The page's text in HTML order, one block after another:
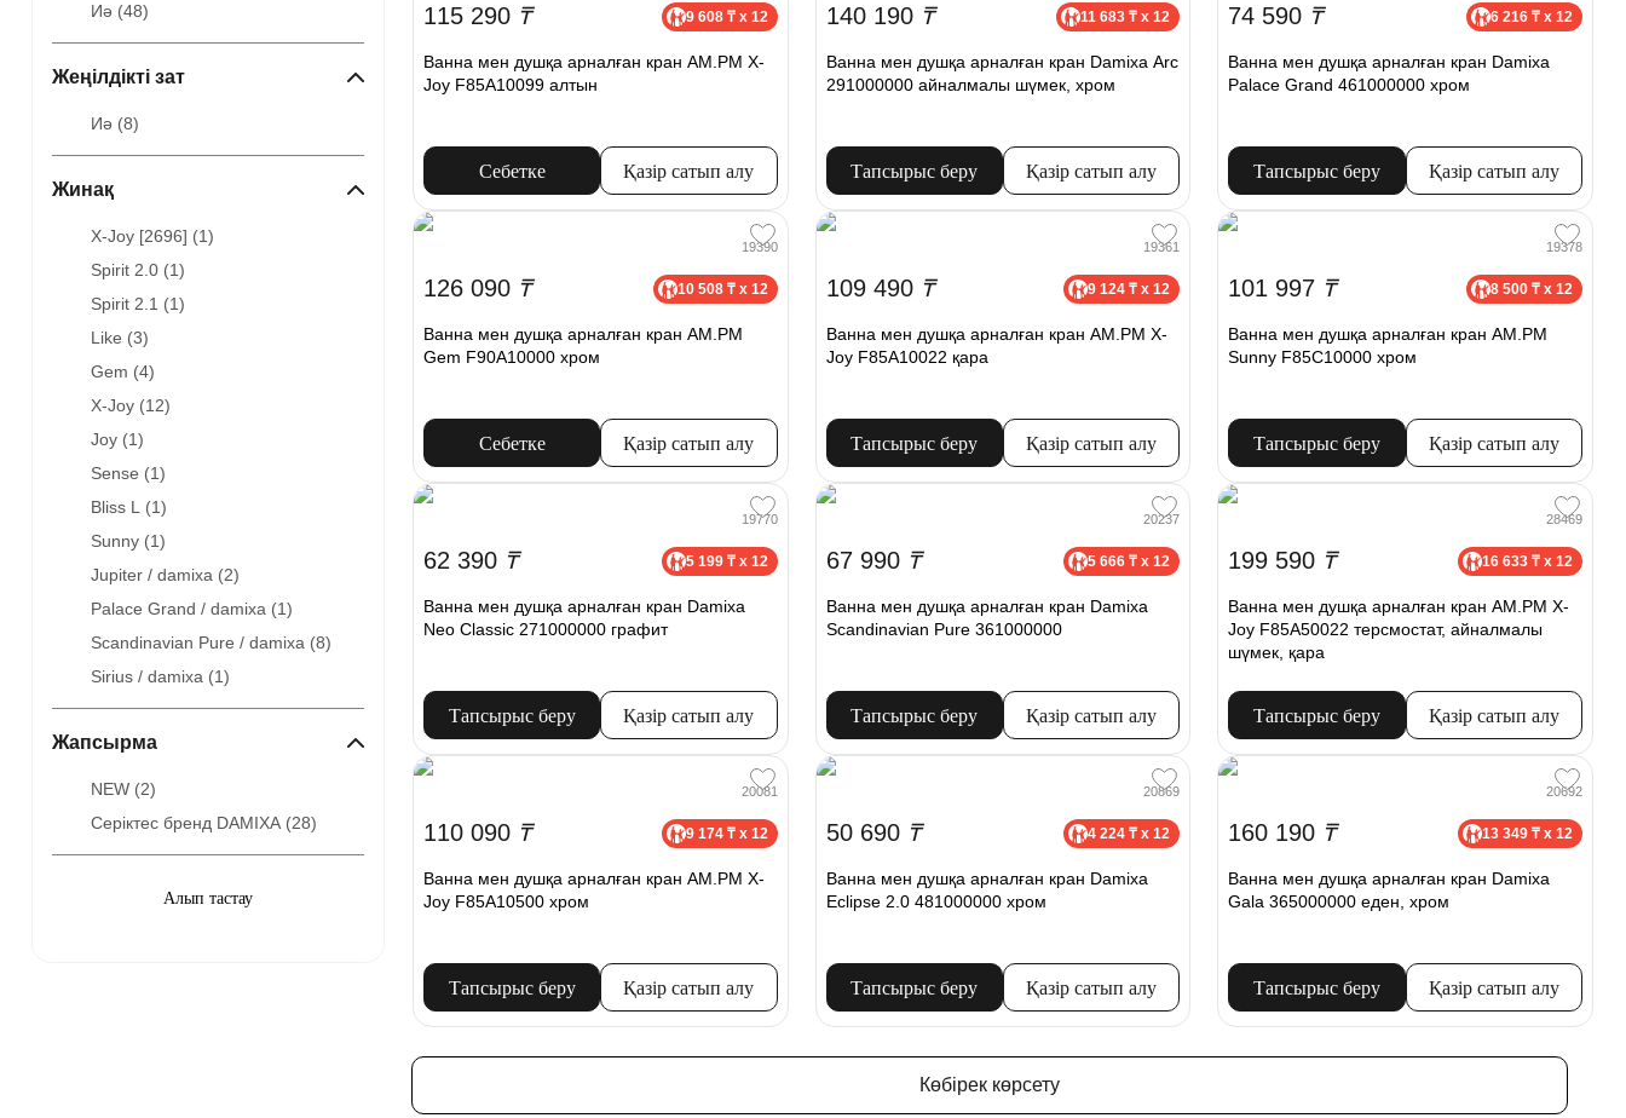
Иә (48)
Жеңілдікті зат
Иә (8)
Жинақ
X-Joy [2696] (1)
Spirit 2.0 (1)
Spirit 2.1 (1)
Like (3)
Gem (4)
X-Joy (12)
Joy (1)
Sense (1)
Bliss L (1)
Sunny (1)
Jupiter / damixa (2)
Palace Grand / damixa (1)
Scandinavian Pure / damixa (8)
Sirius / damixa (1)
Жапсырма
NEW (2)
Серіктес бренд DAMIXA (28)
115 290 ₸ 9 608 ₸ x 12
Ванна мен душқа арналған кран AM.PM X-
Joy F85A10099 алтын
Себетке Қазір сатып алу
140 190 ₸ 11 683 ₸ x 12
Ванна мен душқа арналған кран Damixa Arc
291000000 айналмалы шүмек, хром
Тапсырыс беру Қазір сатып алу
74 590 ₸ 6 216 ₸ x 12
Ванна мен душқа арналған кран Damixa
Palace Grand 461000000 хром
Тапсырыс беру Қазір сатып алу
19390
126 090 ₸ 10 508 ₸ x 12
Ванна мен душқа арналған кран AM.PM
Gem F90A10000 хром
Себетке Қазір сатып алу
19361
109 490 ₸ 9 124 ₸ x 12
Ванна мен душқа арналған кран AM.PM X-
Joy F85A10022 қара
Тапсырыс беру Қазір сатып алу
19378
101 997 ₸ 8 500 ₸ x 12
Ванна мен душқа арналған кран AM.PM
Sunny F85C10000 хром
Тапсырыс беру Қазір сатып алу
19770
62 390 ₸ 5 199 ₸ x 12
Ванна мен душқа арналған кран Damixa
Neo Classic 271000000 графит
Тапсырыс беру Қазір сатып алу
20237
67 990 ₸ 5 666 ₸ x 12
Ванна мен душқа арналған кран Damixa
Scandinavian Pure 361000000
Тапсырыс беру Қазір сатып алу
28469
199 590 ₸ 16 633 ₸ x 12
Ванна мен душқа арналған кран AM.PM X-
Joy F85A50022 терсмостат, айналмалы
шүмек, қара
Тапсырыс беру Қазір сатып алу
20081
110 090 ₸ 9 174 ₸ x 12
Ванна мен душқа арналған кран AM.PM X-
Joy F85A10500 хром
Тапсырыс беру Қазір сатып алу
20869
50 690 ₸ 4 224 ₸ x 12
Ванна мен душқа арналған кран Damixa
Eclipse 2.0 481000000 хром
Тапсырыс беру Қазір сатып алу
20692
160 190 ₸ 13 349 ₸ x 12
Ванна мен душқа арналған кран Damixa
Gala 365000000 еден, хром
Тапсырыс беру Қазір сатып алу
Көбірек көрсету